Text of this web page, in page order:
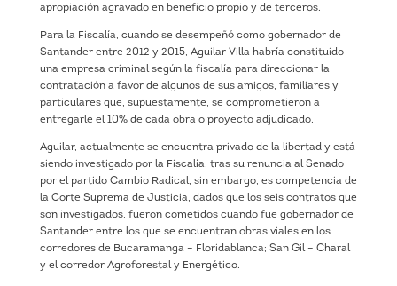
apropiación agravado en beneficio propio y de terceros.
Para la Fiscalía, cuando se desempeñó como gobernador de
Santander entre 2012 y 2015, Aguilar Villa habría constituido
una empresa criminal según la fiscalía para direccionar la
contratación a favor de algunos de sus amigos, familiares y
particulares que, supuestamente, se comprometieron a
entregarle el 10% de cada obra o proyecto adjudicado.
Aguilar, actualmente se encuentra privado de la libertad y está
siendo investigado por la Fiscalía, tras su renuncia al Senado
por el partido Cambio Radical, sin embargo, es competencia de
la Corte Suprema de Justicia, dados que los seis contratos que
son investigados, fueron cometidos cuando fue gobernador de
Santander entre los que se encuentran obras viales en los
corredores de Bucaramanga – Floridablanca; San Gil – Charal
y el corredor Agroforestal y Energético.